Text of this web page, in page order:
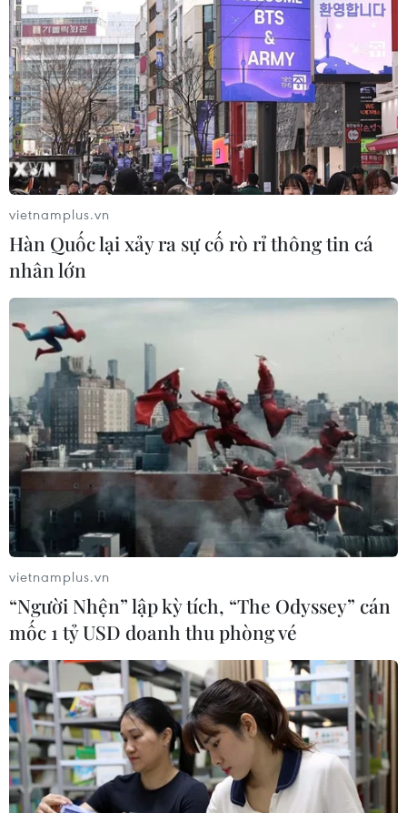
vietnamplus.vn
Hàn Quốc lại xảy ra sự cố rò rỉ thông tin cá
nhân lớn
vietnamplus.vn
“Người Nhện” lập kỳ tích, “The Odyssey” cán
mốc 1 tỷ USD doanh thu phòng vé